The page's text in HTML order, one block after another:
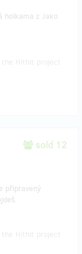
holkama z Jako
sold 12
připravený